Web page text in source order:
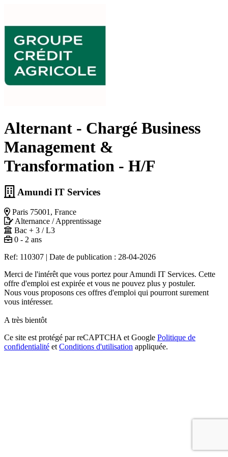
Alternant - Chargé Business
Management &
Transformation - H/F
Amundi IT Services
Paris 75001, France
Alternance / Apprentissage
Bac + 3 / L3
0 - 2 ans
Ref: 110307 | Date de publication : 28-04-2026
Merci de l'intérêt que vous portez pour Amundi IT Services. Cette
offre d'emploi est expirée et vous ne pouvez plus y postuler.
Nous vous proposons ces offres d'emploi qui pourront surement
vous intéresser.
A très bientôt
Ce site est protégé par reCAPTCHA et Google Politique de
confidentialité et Conditions d'utilisation appliquée.